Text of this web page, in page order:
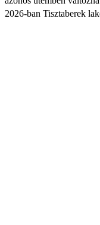
2026-ban Tisztaberek